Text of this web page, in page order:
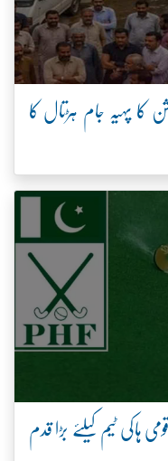
کا پہیہ جام ہڑتال کا
ٹیم کیلئے بڑا قدم